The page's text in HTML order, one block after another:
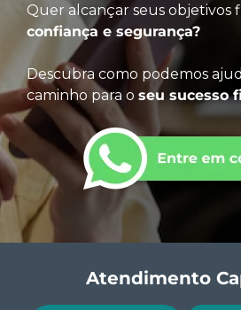
Quer alcançar seus objetivos
confiança e segurança?
Descubra como podemos
caminho para o seu sucesso
Atendimento